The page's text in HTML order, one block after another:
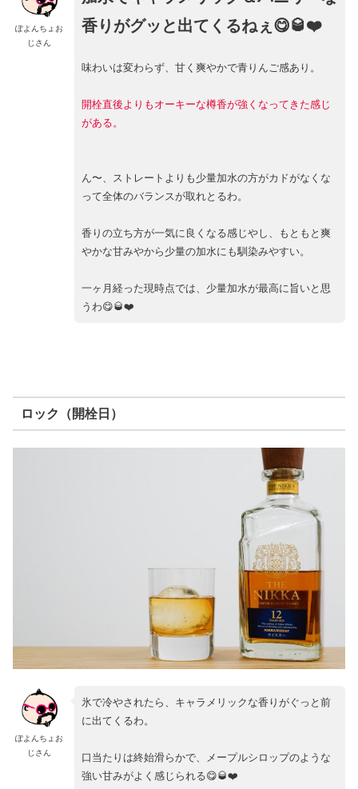
ぽよんちょお
じさん
香りがグッと出てくるねぇ😋🥃❤️
味わいは変わらず、甘く爽やかで青りんご感あり。
開栓直後よりもオーキーな樽香が強くなってきた感じ
がある。
ん〜、ストレートよりも少量加水の方がカドがなくな
って全体のバランスが取れとるわ。
香りの立ち方が一気に良くなる感じやし、もともと爽
やかな甘みやから少量の加水にも馴染みやすい。
一ヶ月経った現時点では、少量加水が最高に旨いと思
うわ😋🥃❤️
ロック（開栓日）
ぽよんちょお
じさん
氷で冷やされたら、キャラメリックな香りがぐっと前
に出てくるわ。
口当たりは終始滑らかで、メープルシロップのような
強い甘みがよく感じられる😋🥃❤️